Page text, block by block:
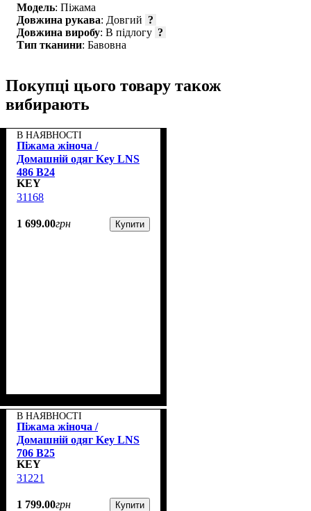
Модель: Піжама
Довжина рукава: Довгий ?
Довжина виробу: В підлогу ?
Тип тканини: Бавовна
Покупці цього товару також
вибирають
В НАЯВНОСТІ
Піжама жіноча /
Домашній одяг Key LNS
486 B24
KEY
31168
1 699.00грн Купити
В НАЯВНОСТІ
Піжама жіноча /
Домашній одяг Key LNS
706 B25
KEY
31221
1 799.00грн Купити